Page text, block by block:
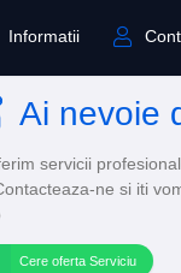
Informatii
Ai nevoie
servicii
ne si iti
Cere oferta Serviciu